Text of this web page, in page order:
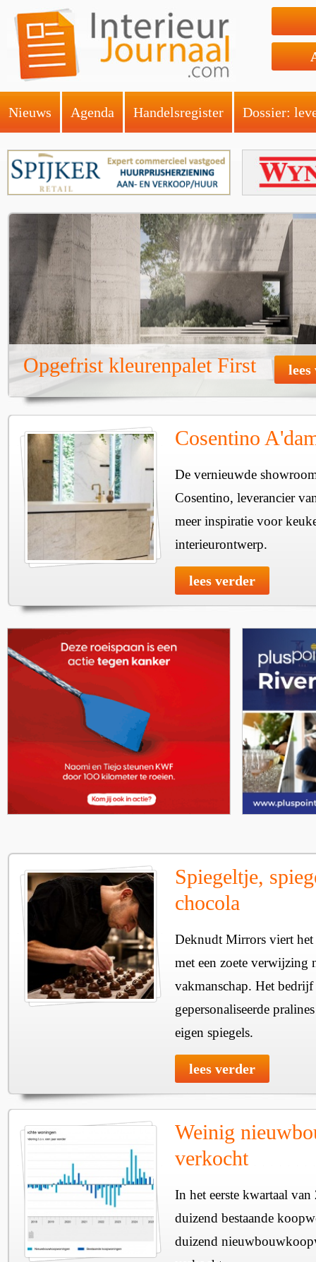
Nieuws Agenda Handelsregister Dossier:
Opgefrist kleurenpalet First
Cosentino
De vernieuwde
Cosentino, leverancier
meer inspiratie voor
interieurontwerp.
lees verder
Spiegeltje,
chocola
Deknudt Mirrors viert het
met een zoete verwijzing
vakmanschap. Het
gepersonaliseerde
eigen spiegels.
lees verder
Weinig
verkocht
In het eerste kwartaal
duizend bestaande
duizend